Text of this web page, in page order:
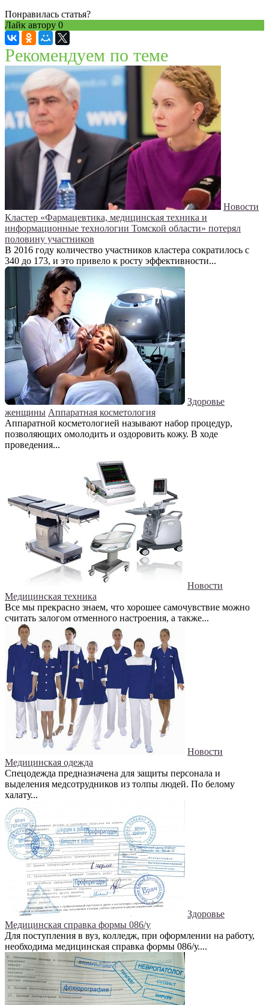
Понравилась статья?
Лайк автору 0
Рекомендуем по теме
Новости
Кластер «Фармацевтика, медицинская техника и
информационные технологии Томской области» потерял
половину участников
В 2016 году количество участников кластера сократилось с
340 до 173, и это привело к росту эффективности...
Здоровье
женщины Аппаратная косметология
Аппаратной косметологией называют набор процедур,
позволяющих омолодить и оздоровить кожу. В ходе
проведения...
Новости
Медицинская техника
Все мы прекрасно знаем, что хорошее самочувствие можно
считать залогом отменного настроения, а также...
Новости
Медицинская одежда
Спецодежда предназначена для защиты персонала и
выделения медсотрудников из толпы людей. По белому
халату...
Здоровье
Медицинская справка формы 086/у
Для поступления в вуз, колледж, при оформлении на работу,
необходима медицинская справка формы 086/у....